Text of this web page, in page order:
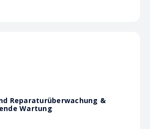
Reparaturüberwachung &
Wartung